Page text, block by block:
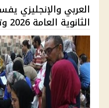
العربي والإنجليزي
الثانوية العامة 2026 وتأثيرهما ع...